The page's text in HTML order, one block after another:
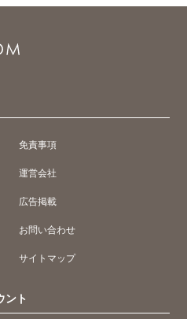
免責事項
運営会社
広告掲載
お問い合わせ
サイトマップ
ント